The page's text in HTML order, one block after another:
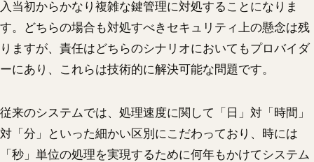
入当初からかなり複雑な鍵管理に対処することになりま
す。どちらの場合も対処すべきセキュリティ上の懸念は残
りますが、責任はどちらのシナリオにおいてもプロバイダ
ーにあり、これらは技術的に解決可能な問題です。
従来のシステムでは、処理速度に関して「日」対「時間」
対「分」といった細かい区別にこだわっており、時には
「秒」単位の処理を実現するために何年もかけてシステム